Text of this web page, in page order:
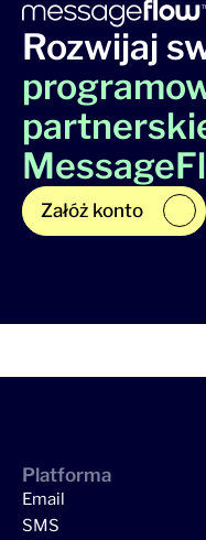
Rozwijaj
Załóż konto
Platforma
Email
SMS